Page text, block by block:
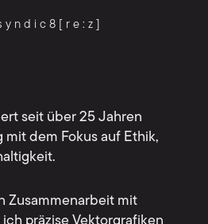
seit über 25 Jahren
mit dem Fokus auf Ethik,
Zusammenarbeit mit
präzise Vektorgrafiken
n d i c 8 [ r e : z ]